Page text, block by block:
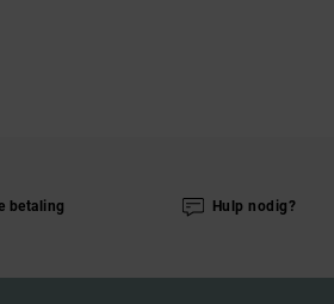
betaling Hulp nodig?